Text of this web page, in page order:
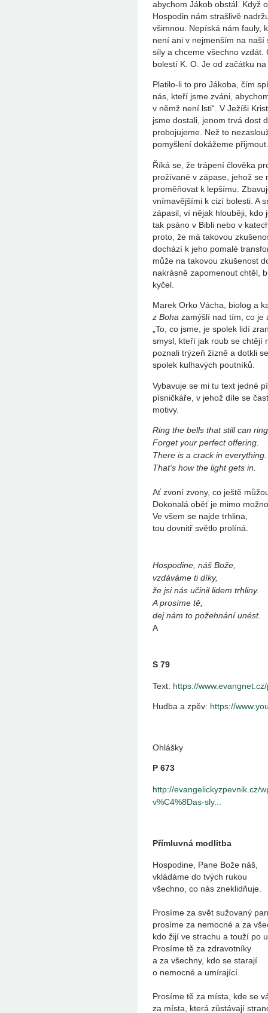
abychom Jákob obstál. Když
Hospodin nám strašlivě
všimnou. Nepíská nám fauly,
není ani v nejmenším na
síly a chceme všechno vzdát.
bolestí K. O. Je od začátku
Platilo-li to pro Jákoba, čím
nás, kteří jsme zváni,
v němž není lsti“. V Ježíši
jsme dostali, jenom trvá dost
probojujeme. Než to
pomyšlení dokážeme přijmout.
Říká se, že trápení člověka
prožívané v zápase, jehož se
proměňovat k lepšímu.
vnímavějšími k cizí bolesti. A
zápasil, ví nějak hlouběji, kdo
tak psáno v Bibli nebo v
proto, že má takovou
dochází k jeho pomalé
může na takovou zkušenost
nakrásně zapomenout chtěl,
kyčel.
Marek Orko Vácha, biolog a
z Boha zamýšlí nad tím, co je
„To, co jsme, je spolek lidí
smysl, kteří jak roub se
poznali trýzeň žízně a dotkli
spolek kulhavých poutníků.
Vybavuje se mi tu text jedné
písničkáře, v jehož díle se
motivy.
Ring the bells that still can
Forget your perfect offering.
There is a crack in everything.
That‘s how the light gets in.
Ať zvoní zvony, co ještě
Dokonalá oběť je mimo
Ve všem se najde trhlina,
tou dovnitř světlo prolíná.
Hospodine, náš Bože,
vzdáváme ti díky,
že jsi nás učinil lidem trhliny.
A prosíme tě,
dej nám to požehnání unést.
A
S 79
Text: https://
Hudba a zpěv: https://
Ohlášky
P 673
http://evangelickyzpevnik.cz/
v%C4%8Das-sly...
Přímluvná modlitba
Hospodine, Pane Bože náš,
vkládáme do tvých rukou
všechno, co nás zneklidňuje.
Prosíme za svět sužovaný
prosíme za nemocné a za
kdo žijí ve strachu a touží po
Prosíme tě za zdravotníky
a za všechny, kdo se starají
o nemocné a umírající.
Prosíme tě za místa, kde se
za místa, která zůstávají